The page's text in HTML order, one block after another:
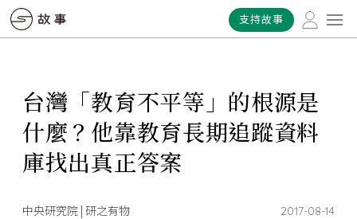
支持故事
台灣「教育不平等」的根源是
什麼？他靠教育長期追蹤資料
庫找出真正答案
中央研究院 | 研之有物 2017-08-14